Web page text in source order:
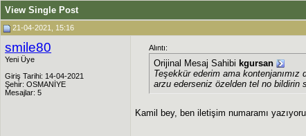
View Single Post
21-04-2021, 15:16
smile80
Yeni Üye
Giriş Tarihi: 14-04-2021
Şehir: OSMANİYE
Mesajlar: 5
Alıntı:
Orijinal Mesaj Sahibi kgursan
Teşekkür ederim ama
arzu ederseniz özelden tel no bildirin
Kamil bey, ben iletişim numaramı